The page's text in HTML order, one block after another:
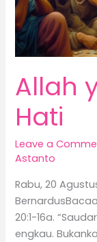
Allah
Hati
Leave a
Astanto
Rabu, 20
20:1-16a.
engkau.